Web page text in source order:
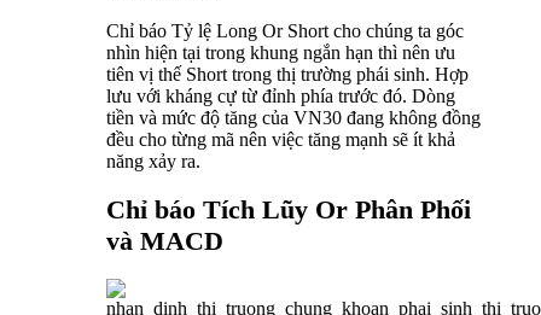
Chỉ báo Tỷ lệ Long Or Short cho chúng ta góc
nhìn hiện tại trong khung ngắn hạn thì nên ưu
tiên vị thế Short trong thị trường phái sinh. Hợp
lưu với kháng cự từ đỉnh phía trước đó. Dòng
tiền và mức độ tăng của VN30 đang không đồng
đều cho từng mã nên việc tăng mạnh sẽ ít khả
năng xảy ra.
Chỉ báo Tích Lũy Or Phân Phối
và MACD